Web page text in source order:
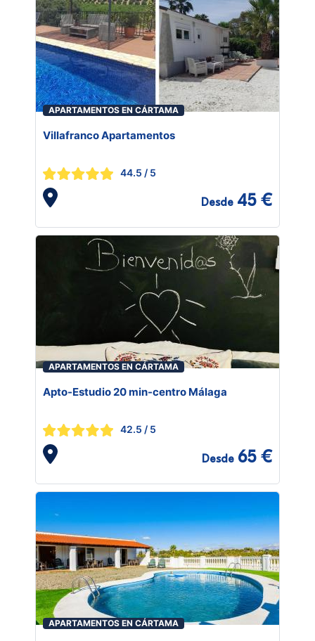
APARTAMENTOS EN CÁRTAMA
Villafranco Apartamentos
44.5 / 5
Desde 45 €
APARTAMENTOS EN CÁRTAMA
Apto-Estudio 20 min-centro Málaga
42.5 / 5
Desde 65 €
APARTAMENTOS EN CÁRTAMA